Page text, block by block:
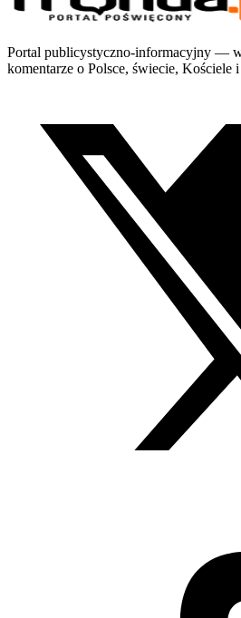
Portal publicystyczno-informacyjny —
komentarze o Polsce, świecie, Kościele